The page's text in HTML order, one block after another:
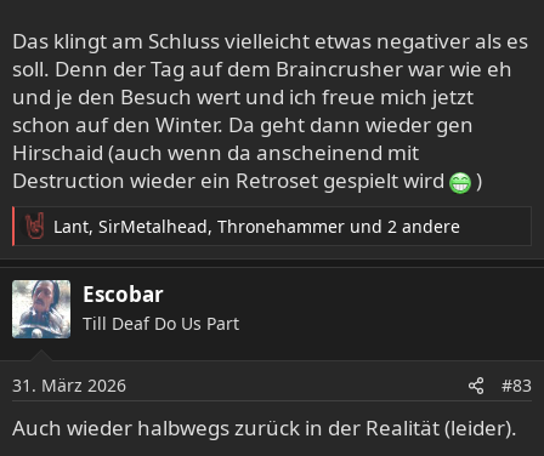
Das klingt am Schluss vielleicht etwas negativer als es
soll. Denn der Tag auf dem Braincrusher war wie eh
und je den Besuch wert und ich freue mich jetzt
schon auf den Winter. Da geht dann wieder gen
Hirschaid (auch wenn da anscheinend mit
Destruction wieder ein Retroset gespielt wird
)
R
e
a
k
t
n
e
n
Lant, SirMetalhead, Thronehammer und 2 andere
Escobar
Till Deaf Do Us Part
31. März 2026 #83
Auch wieder halbwegs zurück in der Realität (leider).